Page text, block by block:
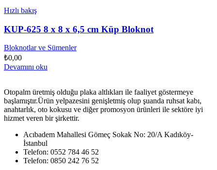
Hızlı bakış
KUP-625 8 x 8 x 6,5 cm Küp Bloknot
Bloknotlar ve Sümenler
₺0,00
Devamını oku
Otopalm üretmiş olduğu plaka altlıkları ile faaliyet göstermeye
başlamıştır.Ürün yelpazesini genişletmiş olup şuanda ruhsat kabı,
anahtarlık, oto kokusu ve diğer promosyon ürünleri ile sektöre iyi
hizmet veren bir şirkettir.
Acıbadem Mahallesi Gömeç Sokak No: 20/A Kadıköy-
İstanbul
Telefon: 0552 784 46 52
Telefon: 0850 242 76 52